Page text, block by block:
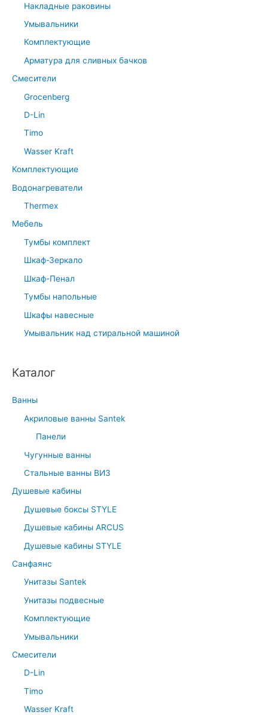
Накладные раковины
Умывальники
Комплектующие
Арматура для сливных бачков
Смесители
Grocenberg
D-Lin
Timo
Wasser Kraft
Комплектующие
Водонагреватели
Thermex
Мебель
Тумбы комплект
Шкаф-Зеркало
Шкаф-Пенал
Тумбы напольные
Шкафы навесные
Умывальник над стиральной машиной
Каталог
Ванны
Акриловые ванны Santek
Панели
Чугунные ванны
Стальные ванны ВИЗ
Душевые кабины
Душевые боксы STYLE
Душевые кабины ARCUS
Душевые кабины STYLE
Санфаянс
Унитазы Santek
Унитазы подвесные
Комплектующие
Умывальники
Смесители
D-Lin
Timo
Wasser Kraft